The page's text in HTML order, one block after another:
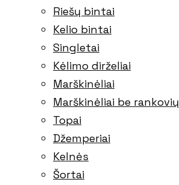
Riešų bintai
Kelio bintai
Singletai
Kėlimo dirželiai
Marškinėliai
Marškinėliai be rankovių
Topai
Džemperiai
Kelnės
Šortai